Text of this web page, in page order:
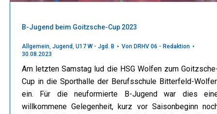
B-Jugend beim Goitzsche-Cup 2023
Allgemein, Jugend, U17 W - Jgd. B Von DRHV 06 - Redaktion
30.08.2023
Am letzten Samstag lud die HSG Wolfen zum
Cup in die Sporthalle der Berufsschule Bitterfeld-
ein. Für die neuformierte B-Jugend war dies
willkommene Gelegenheit, kurz vor Saisonbeginn